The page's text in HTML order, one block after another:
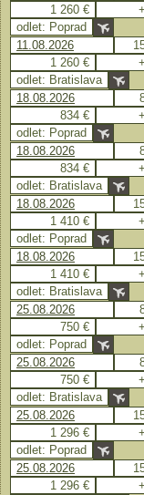
1 260 €
odlet: Poprad
11.08.2026
1 260 €
odlet: Bratislava
18.08.2026
834 €
odlet: Poprad
18.08.2026
834 €
odlet: Bratislava
18.08.2026
1 410 €
odlet: Poprad
18.08.2026
1 410 €
odlet: Bratislava
25.08.2026
750 €
odlet: Poprad
25.08.2026
750 €
odlet: Bratislava
25.08.2026
1 296 €
odlet: Poprad
25.08.2026
1 296 €